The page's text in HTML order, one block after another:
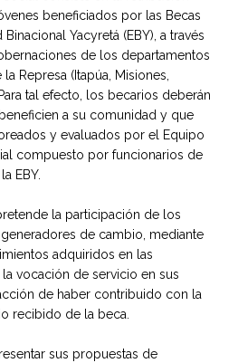
beneficiados por las Becas
Yacyretá (EBY), a través
de los departamentos
Represa (Itapúa, Misiones,
tal efecto, los becarios deberán
a su comunidad y que
y evaluados por el Equipo
compuesto por funcionarios de
EBY.
la participación de los
de cambio, mediante
adquiridos en las
vocación de servicio en sus
de haber contribuido con la
recibido de la beca.
sus propuestas de